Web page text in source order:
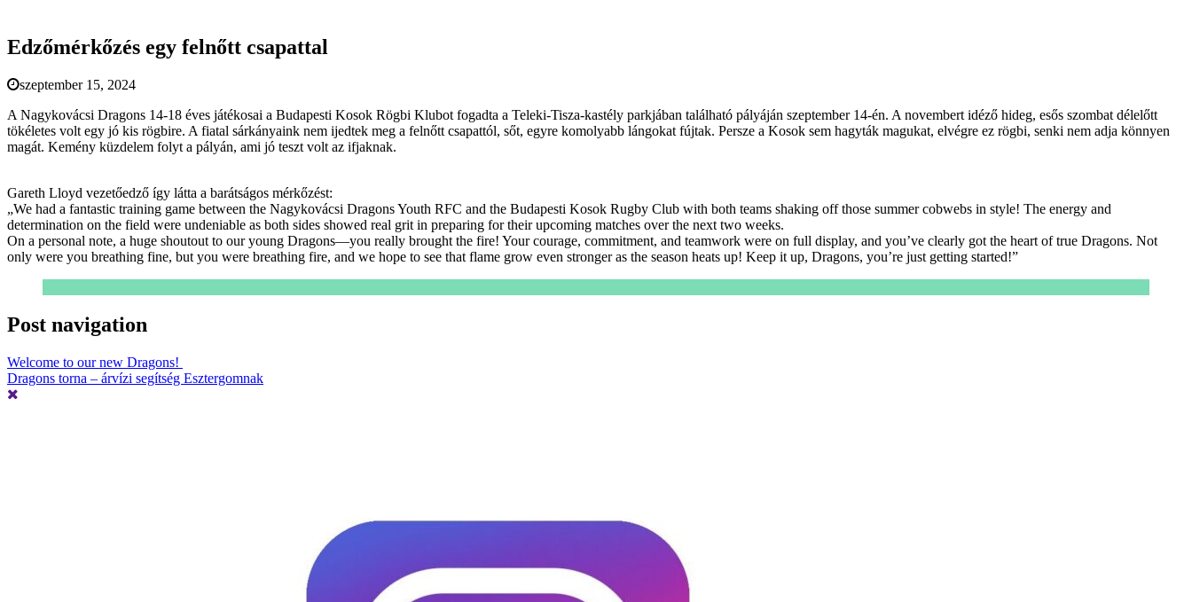
Edzőmérkőzés egy felnőtt csapattal
szeptember 15, 2024
A Nagykovácsi Dragons 14-18 éves játékosai a Budapesti Kosok Rögbi Klubot fogadta a Teleki-Tisza-kastély parkjában található pályáján szeptember 14-én. A novembert idéző hideg, esős szombat délelőtt
tökéletes volt egy jó kis rögbire. A fiatal sárkányaink nem ijedtek meg a felnőtt csapattól, sőt, egyre komolyabb lángokat fújtak. Persze a Kosok sem hagyták magukat, elvégre ez rögbi, senki nem adja könnyen
magát. Kemény küzdelem folyt a pályán, ami jó teszt volt az ifjaknak.
Gareth Lloyd vezetőedző így látta a barátságos mérkőzést:
„We had a fantastic training game between the Nagykovácsi Dragons Youth RFC and the Budapesti Kosok Rugby Club with both teams shaking off those summer cobwebs in style! The energy and
determination on the field were undeniable as both sides showed real grit in preparing for their upcoming matches over the next two weeks.
On a personal note, a huge shoutout to our young Dragons—you really brought the fire! Your courage, commitment, and teamwork were on full display, and you’ve clearly got the heart of true Dragons. Not
only were you breathing fine, but you were breathing fire, and we hope to see that flame grow even stronger as the season heats up! Keep it up, Dragons, you’re just getting started!”
Post navigation
Welcome to our new Dragons!
Dragons torna – árvízi segítség Esztergomnak